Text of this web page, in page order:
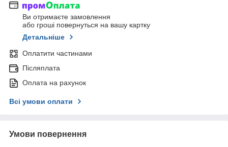
Ви отримаєте замовлення
або гроші повернуться на вашу картку
Детальніше
Оплатити частинами
Післяплата
Оплата на рахунок
Всі умови оплати
Умови повернення